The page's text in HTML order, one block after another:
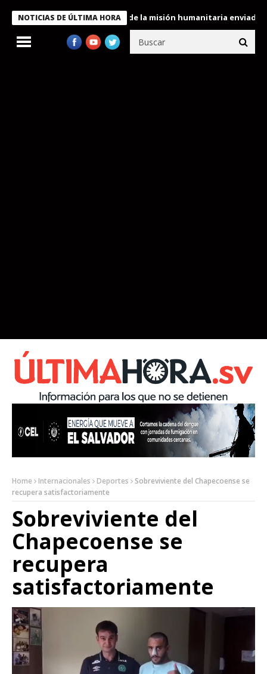
NOTICIAS DE ÚLTIMA HORA
condecora a miembros de la misión humanitaria enviada a
Home Internacionales Deportes
Sobreviviente del Chapecoense se
recupera satisfactoriamente
Sobreviviente del
Chapecoense se
recupera
satisfactoriamente